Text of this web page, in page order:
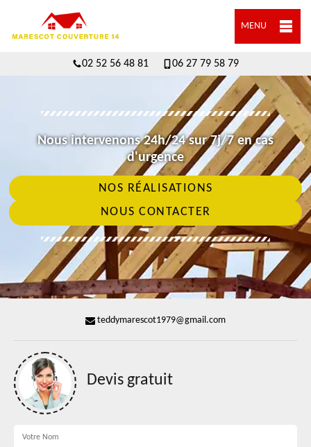
MENU
02 52 56 48 81 06 27 79 58 79
Nous intervenons 24h/24 sur 7j/7 en cas
d'urgence
NOS RÉALISATIONS
NOUS CONTACTER
teddymarescot1979@gmail.com
Devis gratuit